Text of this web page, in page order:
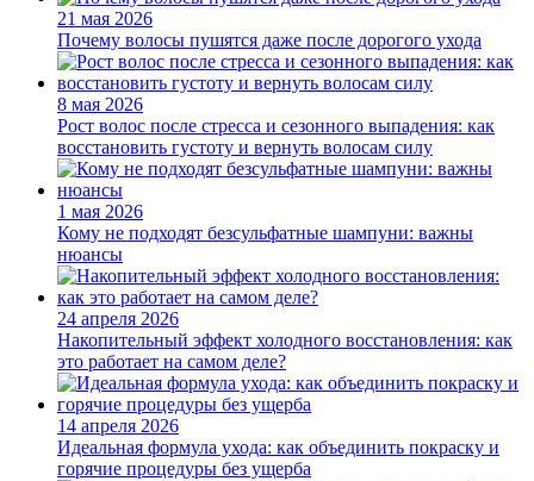
21 мая 2026
Почему волосы пушятся даже после дорогого ухода
8 мая 2026
Рост волос после стресса и сезонного выпадения: как
восстановить густоту и вернуть волосам силу
1 мая 2026
Кому не подходят безсульфатные шампуни: важны
нюансы
24 апреля 2026
Накопительный эффект холодного восстановления: как
это работает на самом деле?
14 апреля 2026
Идеальная формула ухода: как объединить покраску и
горячие процедуры без ущерба